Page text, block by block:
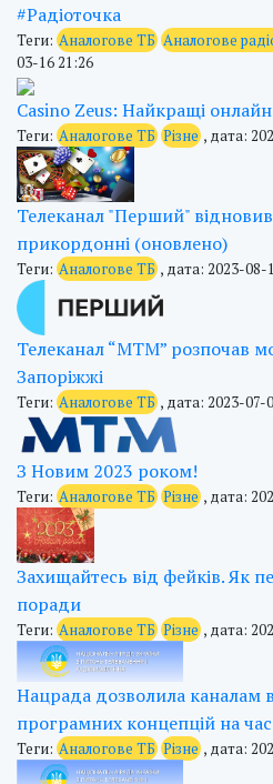
#Радіоточка
Теги: Аналогове ТБ Аналогове
03-16 21:26
Casino Zeus: Найкращі
Теги: Аналогове ТБ Різне , дата:
Телеканал "Перший"
прикордонні (оновлено)
Теги: Аналогове ТБ , дата: 2023-08-
Телеканал “МТМ” розпочав
Запоріжжі
Теги: Аналогове ТБ , дата: 2023-07-
З Новим 2023 роком!
Теги: Аналогове ТБ Різне , дата:
Захищайтесь від фейків. Як
поради
Теги: Аналогове ТБ Різне , дата:
Нацрада дозволила каналам
програмних концепцій на
Теги: Аналогове ТБ Різне , дата: